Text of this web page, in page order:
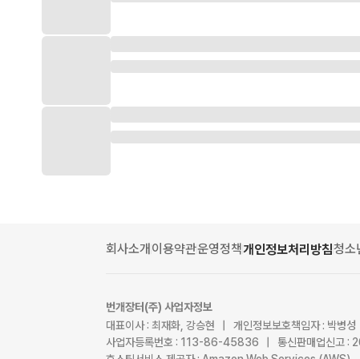
회사소개이용약관운영정책개인정보처리방침청소
번개장터(주) 사업자정보
대표이사 : 최재화, 강승현 | 개인정보보호책임자 : 박병성
사업자등록번호 : 113-86-45836 | 통신판매업신고 :